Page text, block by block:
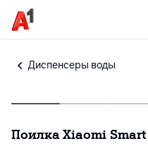
Диспенсеры воды
Поилка Xiaomi